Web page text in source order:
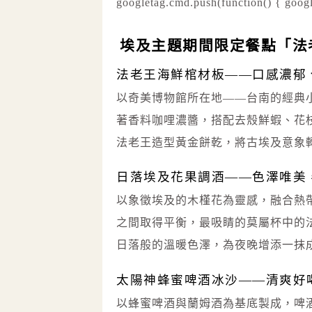
埃及主題期間限定餐點「
法老王海鮮棺材板——口感濃郁
以奇美博物館所在地——台南的經典
著香料咖哩濃醬，搭配去殼鮮蝦、
法老王造型黃金餅乾，將古埃及意
日落埃及花果調酒——色澤唯美
以象徵埃及的木槿花為靈感，融合
之間取得平衡，最吸睛的莫屬杯中
日落般的溫暖色澤，為夜晚增添一抹
太陽神蜂蜜啤酒冰沙——清爽好
以蜂蜜啤酒與蘭姆酒為基底製成，